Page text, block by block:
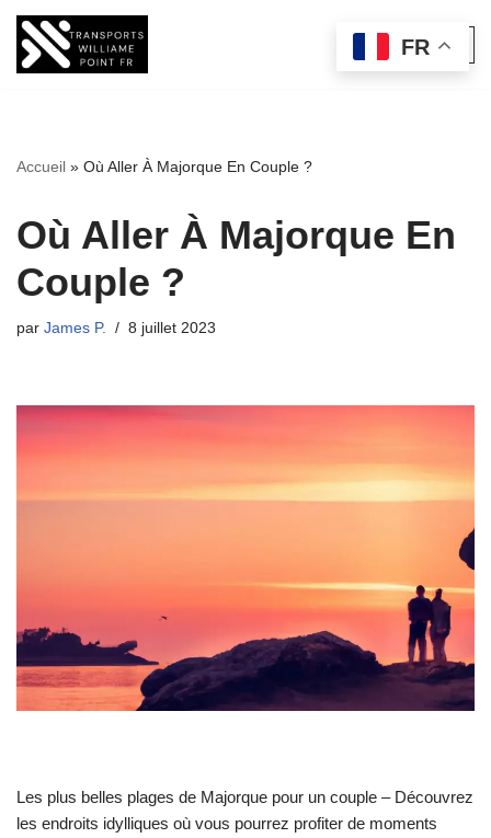
Aller
Accueil » Où Aller À Majorque En Couple ?
Où Aller À Majorque En
Couple ?
par James P. 8 juillet 2023
Les plus belles plages de Majorque pour un couple – Découvrez
les endroits idylliques où vous pourrez profiter de moments
FR